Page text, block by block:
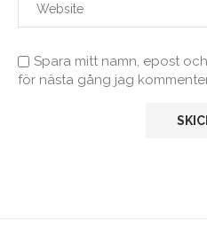
Spara mitt namn, epost
för nästa gång jag